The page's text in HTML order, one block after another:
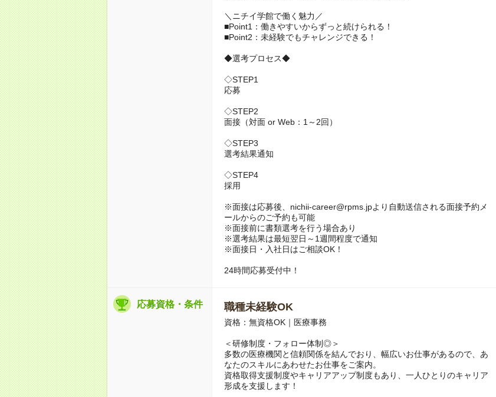
＼ニチイ学館で働く魅力／
■Point1：働きやすいからずっと続けられる！
■Point2：未経験でもチャレンジできる！
◆選考プロセス◆
◇STEP1
応募
◇STEP2
面接（対面 or Web：1～2回）
◇STEP3
選考結果通知
◇STEP4
採用
※面接は応募後、nichii-career@rpms.jpより自動送信される面接予約メ
ールからのご予約も可能
※面接前に書類選考を行う場合あり
※選考結果は最短翌日～1週間程度で通知
※面接日・入社日はご相談OK！
24時間応募受付中！
応募資格・条件 職種未経験OK
資格：無資格OK｜医療事務
＜研修制度・フォロー体制◎＞
多数の医療機関と信頼関係を結んでおり、幅広いお仕事があるので、あ
なたのスキルにあわせたお仕事をご案内。
資格取得支援制度やキャリアアップ制度もあり、一人ひとりのキャリア
形成を支援します！